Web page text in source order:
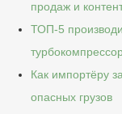
продаж и
ТОП-5
Как импортёру
опасных грузов